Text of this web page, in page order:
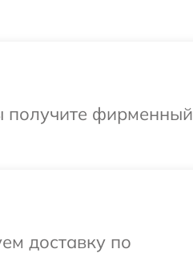
получите фирменный
доставку по